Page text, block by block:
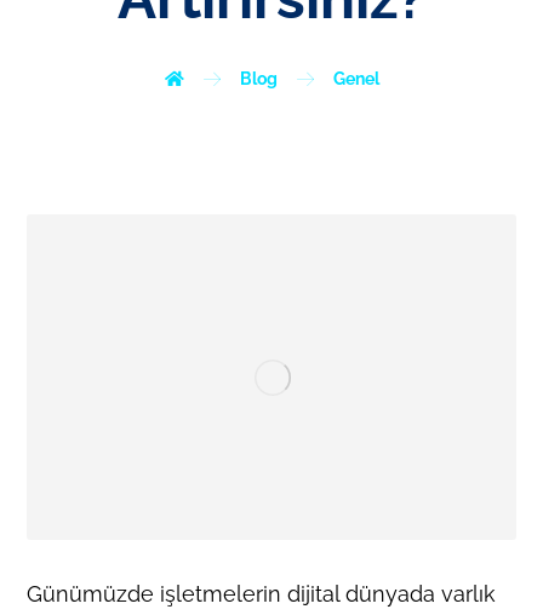
Blog Genel
Günümüzde işletmelerin dijital dünyada varlık